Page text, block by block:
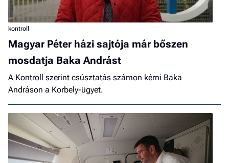
kontroll
Magyar Péter házi sajtója már bőszen
mosdatja Baka Andrást
A Kontroll szerint csúsztatás számon kérni Baka
Andráson a Korbely-ügyet.